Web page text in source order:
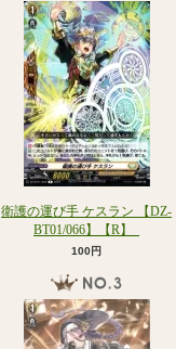
衛護の運び手 ケスラン 【DZ-
BT01/066】【R】_
100円